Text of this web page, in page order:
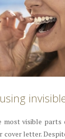
most visible parts
cover letter.